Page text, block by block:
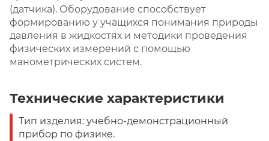
(датчика). Оборудование способствует
формированию у учащихся понимания природы
давления в жидкостях и методики проведения
физических измерений с помощью
манометрических систем.
Технические характеристики
Тип изделия: учебно-демонстрационный
прибор по физике.